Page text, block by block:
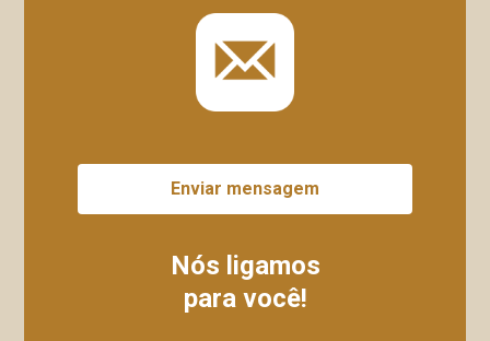
Enviar mensagem
Nós ligamos
para você!